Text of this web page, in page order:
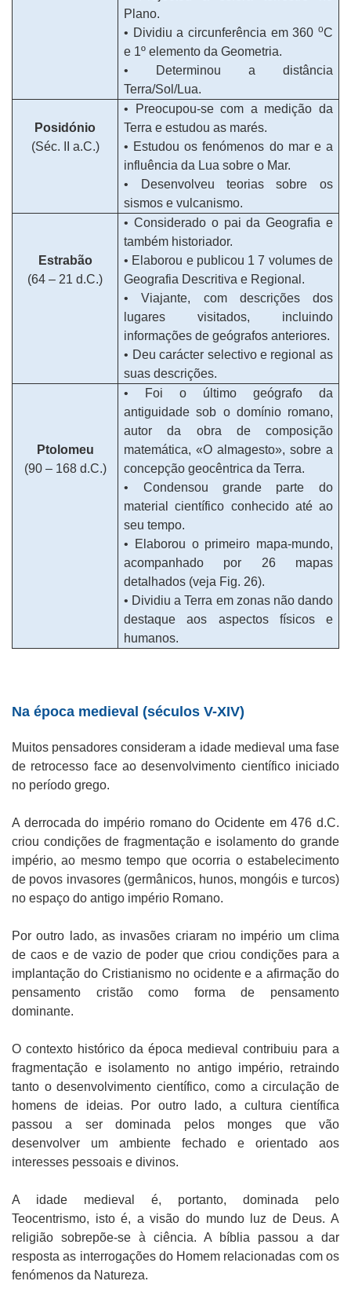
Plano.
• Dividiu a circunferência em 360 oC
e 1º elemento da Geometria.
• Determinou a distância
Terra/Sol/Lua.
Posidónio
(Séc. II a.C.)
• Preocupou-se com a medição da
Terra e estudou as marés.
• Estudou os fenómenos do mar e a
influência da Lua sobre o Mar.
• Desenvolveu teorias sobre os
sismos e vulcanismo.
Estrabão
(64 – 21 d.C.)
• Considerado o pai da Geografia e
também historiador.
• Elaborou e publicou 1 7 volumes de
Geografia Descritiva e Regional.
• Viajante, com descrições dos
lugares visitados, incluindo
informações de geógrafos anteriores.
• Deu carácter selectivo e regional as
suas descrições.
Ptolomeu
(90 – 168 d.C.)
• Foi o último geógrafo da
antiguidade sob o domínio romano,
autor da obra de composição
matemática, «O almagesto», sobre a
concepção geocêntrica da Terra.
• Condensou grande parte do
material científico conhecido até ao
seu tempo.
• Elaborou o primeiro mapa-mundo,
acompanhado por 26 mapas
detalhados (veja Fig. 26).
• Dividiu a Terra em zonas não dando
destaque aos aspectos físicos e
humanos.
Na época medieval (séculos V-XIV)
Muitos pensadores consideram a idade medieval uma fase
de retrocesso face ao desenvolvimento científico iniciado
no período grego.
A derrocada do império romano do Ocidente em 476 d.C.
criou condições de fragmentação e isolamento do grande
império, ao mesmo tempo que ocorria o estabelecimento
de povos invasores (germânicos, hunos, mongóis e turcos)
no espaço do antigo império Romano.
Por outro lado, as invasões criaram no império um clima
de caos e de vazio de poder que criou condições para a
implantação do Cristianismo no ocidente e a afirmação do
pensamento cristão como forma de pensamento
dominante.
O contexto histórico da época medieval contribuiu para a
fragmentação e isolamento no antigo império, retraindo
tanto o desenvolvimento científico, como a circulação de
homens de ideias. Por outro lado, a cultura científica
passou a ser dominada pelos monges que vão
desenvolver um ambiente fechado e orientado aos
interesses pessoais e divinos.
A idade medieval é, portanto, dominada pelo
Teocentrismo, isto é, a visão do mundo luz de Deus. A
religião sobrepõe-se à ciência. A bíblia passou a dar
resposta as interrogações do Homem relacionadas com os
fenómenos da Natureza.